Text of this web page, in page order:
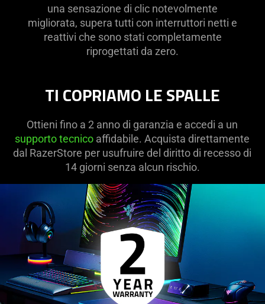
una sensazione di clic notevolmente
migliorata, supera tutti con interruttori netti e
reattivi che sono stati completamente
riprogettati da zero.
TI COPRIAMO LE SPALLE
Ottieni fino a 2 anno di garanzia e accedi a un
supporto tecnico affidabile. Acquista direttamente
dal RazerStore per usufruire del diritto di recesso di
14 giorni senza alcun rischio.